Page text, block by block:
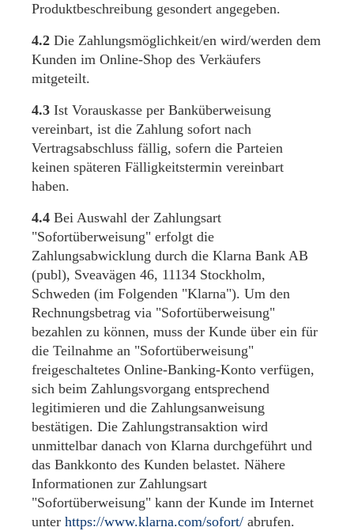
Produktbeschreibung gesondert angegeben.
4.2 Die Zahlungsmöglichkeit/en wird/werden dem
Kunden im Online-Shop des Verkäufers
mitgeteilt.
4.3 Ist Vorauskasse per Banküberweisung
vereinbart, ist die Zahlung sofort nach
Vertragsabschluss fällig, sofern die Parteien
keinen späteren Fälligkeitstermin vereinbart
haben.
4.4 Bei Auswahl der Zahlungsart
"Sofortüberweisung" erfolgt die
Zahlungsabwicklung durch die Klarna Bank AB
(publ), Sveavägen 46, 11134 Stockholm,
Schweden (im Folgenden "Klarna"). Um den
Rechnungsbetrag via "Sofortüberweisung"
bezahlen zu können, muss der Kunde über ein für
die Teilnahme an "Sofortüberweisung"
freigeschaltetes Online-Banking-Konto verfügen,
sich beim Zahlungsvorgang entsprechend
legitimieren und die Zahlungsanweisung
bestätigen. Die Zahlungstransaktion wird
unmittelbar danach von Klarna durchgeführt und
das Bankkonto des Kunden belastet. Nähere
Informationen zur Zahlungsart
"Sofortüberweisung" kann der Kunde im Internet
unter https://www.klarna.com/sofort/ abrufen.